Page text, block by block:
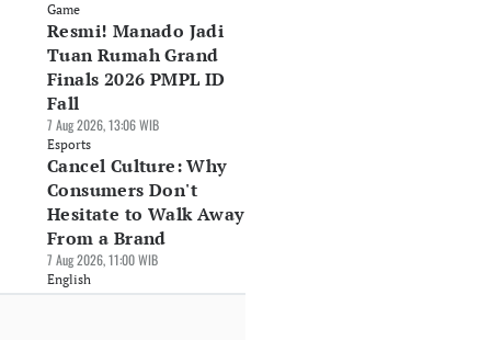
Game
Resmi! Manado Jadi
Tuan Rumah Grand
Finals 2026 PMPL ID
Fall
7 Aug 2026, 13:06 WIB
Esports
Cancel Culture: Why
Consumers Don't
Hesitate to Walk Away
From a Brand
7 Aug 2026, 11:00 WIB
English